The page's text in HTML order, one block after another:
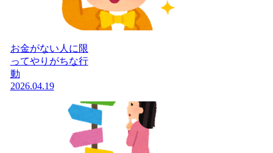
お金がない人に限
ってやりがちな行
動
2026.04.19